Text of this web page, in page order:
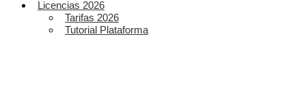
Licencias 2026
Tarifas 2026
Tutorial Plataforma